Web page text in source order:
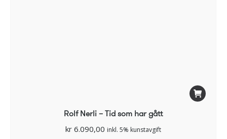
Rolf Nerli – Tid som har gått
kr 6.090,00 inkl. 5% kunstavgift